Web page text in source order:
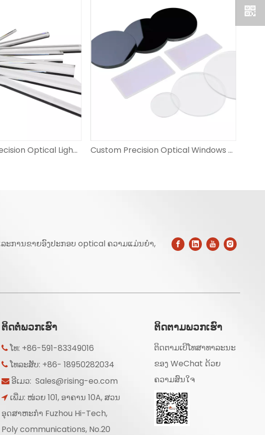
Custom High-Precision Optical Light Guides ສໍາລັບການຄາດຄະເນ Custom Precision Optical Windows ສໍາລັບການປົກປ້ອງຈໍສະແດງຜົນ
ການຂາຍອົງປະກອບ optical ຄວາມແມ່ນຍໍາ,
ຕິດຕໍ່ພວກເຮົາ
 ໂທ: +86-591-83349016
 ໂທລະສັບ: +86- 18950282034
ອີເມວ: Sales@rising-eo.com
 ເພີ່ມ: ໜ່ວຍ 101, ອາຄານ 10A, ສວນ
ອຸດສາຫະກຳ Fuzhou Hi-Tech,
Poly communications, No.20
ຕິດຕາມພວກເຮົາ
ຕິດຕາມເບີໂທສາທາລະນະ
ຂອງ WeChat ດ້ວຍ
ຄວາມສົນໃຈ